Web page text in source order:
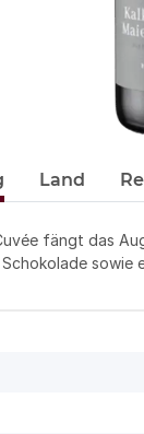
Land
fängt das
sowie